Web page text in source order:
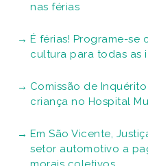
nas férias
É férias! Programe-se
cultura para todas as
Comissão de
criança no Hospital
Em São Vicente,
setor automotivo a